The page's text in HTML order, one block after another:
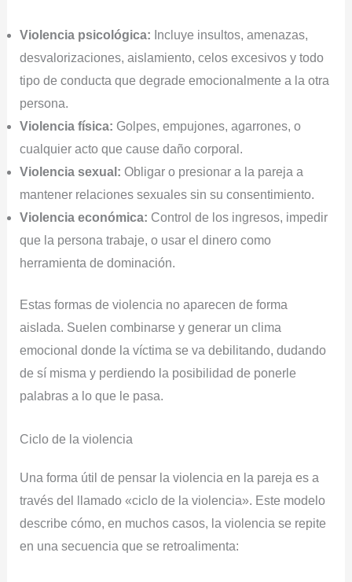
Violencia psicológica: Incluye insultos, amenazas,
desvalorizaciones, aislamiento, celos excesivos y todo
tipo de conducta que degrade emocionalmente a la otra
persona.
Violencia física: Golpes, empujones, agarrones, o
cualquier acto que cause daño corporal.
Violencia sexual: Obligar o presionar a la pareja a
mantener relaciones sexuales sin su consentimiento.
Violencia económica: Control de los ingresos, impedir
que la persona trabaje, o usar el dinero como
herramienta de dominación.
Estas formas de violencia no aparecen de forma
aislada. Suelen combinarse y generar un clima
emocional donde la víctima se va debilitando, dudando
de sí misma y perdiendo la posibilidad de ponerle
palabras a lo que le pasa.
Ciclo de la violencia
Una forma útil de pensar la violencia en la pareja es a
través del llamado «ciclo de la violencia». Este modelo
describe cómo, en muchos casos, la violencia se repite
en una secuencia que se retroalimenta: